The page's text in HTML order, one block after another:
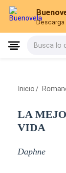
Descarga
Busca lo
Inicio /
LA
VIDA
Daphne